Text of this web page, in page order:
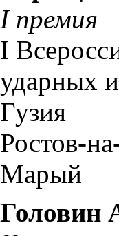
I премия
I
ударных
Гузия
Ростов-
Марый
Головин